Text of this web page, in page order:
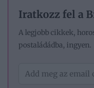
Iratkozz fel a
A legjobb cikkek,
postaládádba, ingyen.